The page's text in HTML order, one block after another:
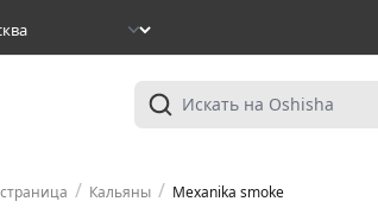
/ Кальяны / Mexanika smoke